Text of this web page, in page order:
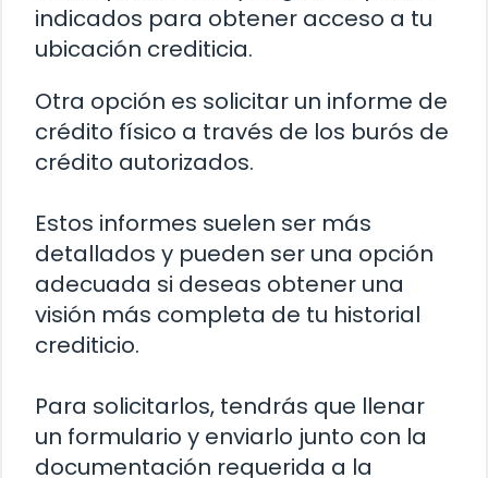
indicados para obtener acceso a tu
ubicación crediticia.
Otra opción es solicitar un informe de
crédito físico a través de los burós de
crédito autorizados.
Estos informes suelen ser más
detallados y pueden ser una opción
adecuada si deseas obtener una
visión más completa de tu historial
crediticio.
Para solicitarlos, tendrás que llenar
un formulario y enviarlo junto con la
documentación requerida a la